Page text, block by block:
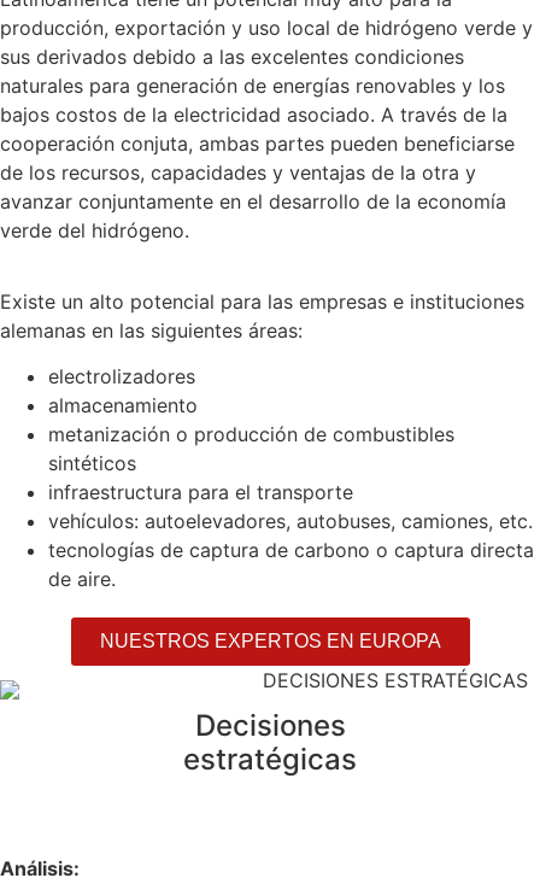
producción, exportación y uso local de hidrógeno verde y
sus derivados debido a las excelentes condiciones
naturales para generación de energías renovables y los
bajos costos de la electricidad asociado. A través de la
cooperación conjuta, ambas partes pueden beneficiarse
de los recursos, capacidades y ventajas de la otra y
avanzar conjuntamente en el desarrollo de la economía
verde del hidrógeno.
Existe un alto potencial para las empresas e instituciones
alemanas en las siguientes áreas:
electrolizadores
almacenamiento
metanización o producción de combustibles
sintéticos
infraestructura para el transporte
vehículos: autoelevadores, autobuses, camiones, etc.
tecnologías de captura de carbono o captura directa
de aire.
NUESTROS EXPERTOS EN EUROPA
Decisiones
estratégicas
Análisis: